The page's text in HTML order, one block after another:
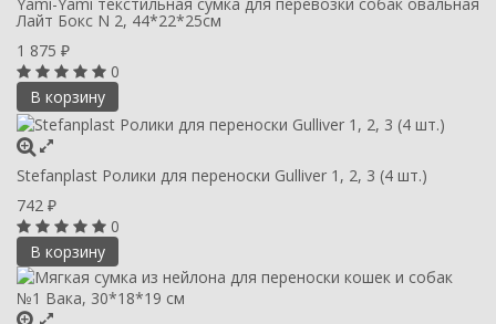
Лайт Бокс N 2, 44*22*25см
1 875 ₽
0
В корзину
Stefanplast Ролики для переноски Gulliver 1, 2, 3 (4 шт.)
742 ₽
0
В корзину